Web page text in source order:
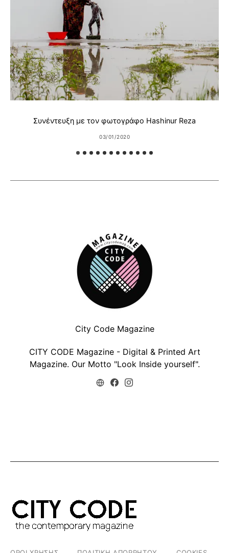
Συνέντευξη με τον φωτογράφο Hashinur Reza
03/01/2020
City Code Magazine
CITY CODE Magazine - Digital & Printed Art
Magazine. Our Motto "Look Inside yourself".